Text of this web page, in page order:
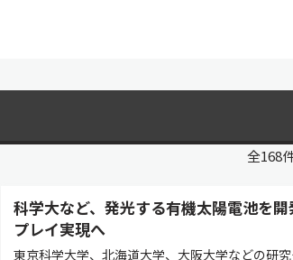
全168
科学大など、発光する有機太陽電池を
プレイ実現へ
東京科学大学、北海道大学、大阪大学などの研